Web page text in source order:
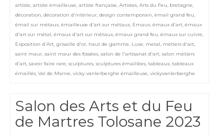
artiste, artiste émailleuse, artiste française, Artistes, Arts du Feu, bretagne,
décoration, décoration d'intérieur, design contemporain, émail grand feu,
émail sur métaux, émailleuse d'art sur métaux, Emaux, émaux d'art, émaux
d'art sur métal, émaux d'art sur métaux, émaux grand feu, émaux sur cuivre,
Exposition d'Art, grisaille d'or, haut de gamme, Luxe, metal, métiers d'art,
saint maur, saint maur des fossées, salon de l'artisanat d'art, salon métiers
d'art, savoir faire rare, sculptures, sculptures émaillées, tableaux, tableaux
émaillés, Val de Marne, vicky vanlerberghe émailleuse, vickyvanlerberghe
Salon des Arts et du Feu
de Martres Tolosane 2023